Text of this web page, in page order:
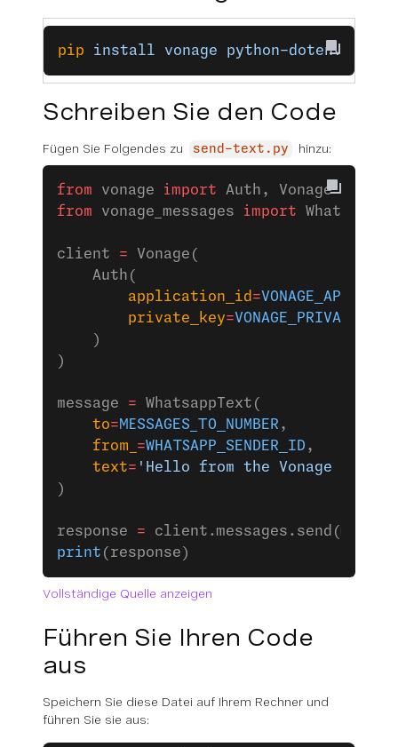
pip install vonage python-dotenv
Schreiben Sie den Code
Fügen Sie Folgendes zu send-text.py hinzu:
from vonage import Auth, Vonage
from vonage_messages import
client = Vonage(
    Auth(
        application_id
=
        private_key
=VONAGE_PRIVATE_KEY
    )
)
message = WhatsappText(
    to
=MESSAGES_TO_NUMBER ,
    from_
=WHATSAPP_SENDER_ID ,
    text
= 'Hello from the Vonage
)
response =
print (response)
Vollständige Quelle anzeigen
Führen Sie Ihren Code
aus
Speichern Sie diese Datei auf Ihrem Rechner und
führen Sie sie aus: